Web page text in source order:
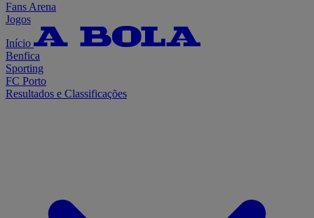
Fans Arena
Jogos
Início
Benfica
Sporting
FC Porto
Resultados e Classificações